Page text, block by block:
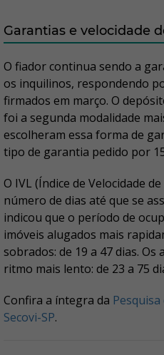
Garantias e velocidade
O fiador continua sendo a
os inquilinos, respondendo
firmados em março. O
foi a segunda modalidade
escolheram essa forma de
tipo de garantia pedido por
O IVL (Índice de Velocidade
número de dias até que se
indicou que o período de
imóveis alugados mais
sobrados: de 19 a 47 dias.
ritmo mais lento: de 23 a 75
Confira a íntegra da
Secovi-SP.